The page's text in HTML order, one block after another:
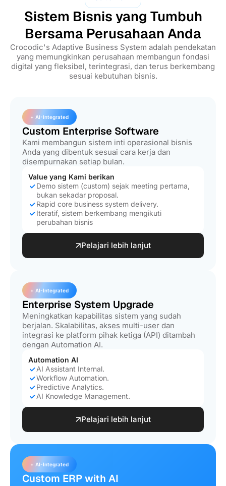
Sistem Bisnis yang Tumbuh
Bersama Perusahaan Anda
Crocodic's Adaptive Business System adalah pendekatan
yang memungkinkan perusahaan membangun fondasi
digital yang fleksibel, terintegrasi, dan terus berkembang
sesuai kebutuhan bisnis.
+ AI-Integrated
Custom Enterprise Software
Kami membangun sistem inti operasional bisnis
Anda yang dibentuk sesuai cara kerja dan
disempurnakan setiap bulan.
Value yang Kami berikan
Demo sistem (custom) sejak meeting pertama,
bukan sekadar proposal.
Rapid core business system delivery.
Iteratif, sistem berkembang mengikuti
perubahan bisnis
Pelajari lebih lanjut
+ AI-Integrated
Enterprise System Upgrade
Meningkatkan kapabilitas sistem yang sudah
berjalan. Skalabilitas, akses multi-user dan
integrasi ke platform pihak ketiga (API) ditambah
dengan Automation AI.
Automation AI
AI Assistant Internal.
Workflow Automation.
Predictive Analytics.
AI Knowledge Management.
Pelajari lebih lanjut
+ AI-Integrated
Custom ERP with AI